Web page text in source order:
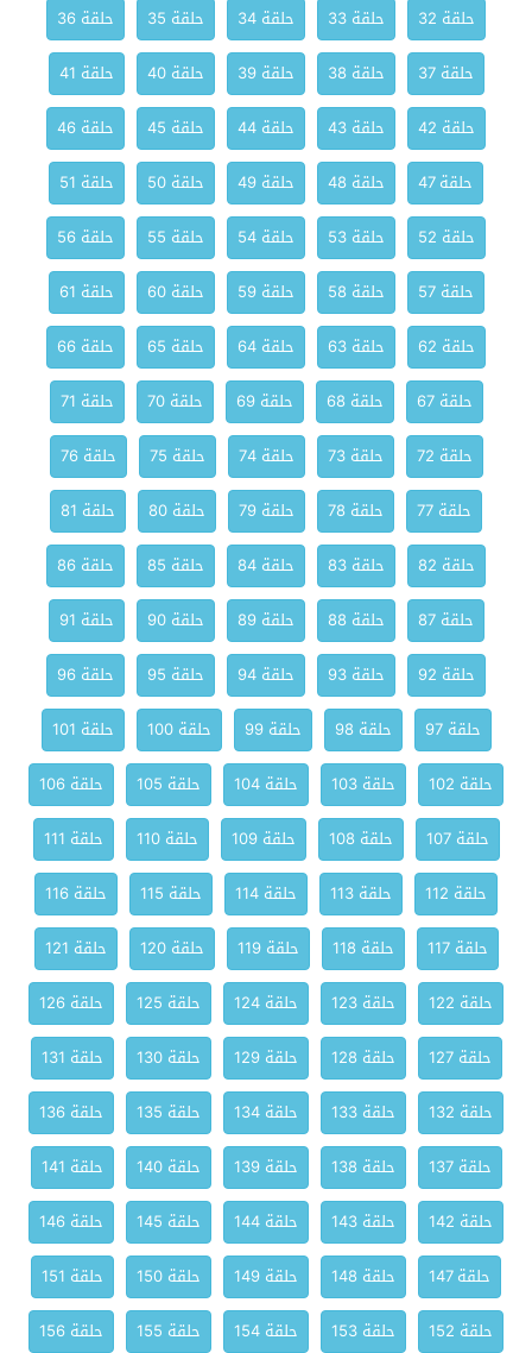
حلقة 32
حلقة 33 حلقة 34 حلقة 35
حلقة 36
حلقة 37
حلقة 38 حلقة 39 حلقة 40
حلقة 41
حلقة 42
حلقة 43 حلقة 44 حلقة 45
حلقة 46
حلقة 47
حلقة 48 حلقة 49 حلقة 50
حلقة 51
حلقة 52
حلقة 53 حلقة 54 حلقة 55
حلقة 56
حلقة 57
حلقة 58 حلقة 59 حلقة 60
حلقة 61
حلقة 62
حلقة 63 حلقة 64 حلقة 65
حلقة 66
حلقة 67
حلقة 68 حلقة 69 حلقة 70
حلقة 71
حلقة 72
حلقة 73 حلقة 74 حلقة 75
حلقة 76
حلقة 77
حلقة 78 حلقة 79 حلقة 80
حلقة 81
حلقة 82
حلقة 83 حلقة 84 حلقة 85
حلقة 86
حلقة 87
حلقة 88 حلقة 89 حلقة 90
حلقة 91
حلقة 92
حلقة 93 حلقة 94 حلقة 95
حلقة 96
حلقة 97
حلقة 98 حلقة 99 حلقة 100
حلقة 101
حلقة 102
حلقة 103 حلقة 104 حلقة 105
حلقة 106
حلقة 107
حلقة 108 حلقة 109 حلقة 110
حلقة 111
حلقة 112
حلقة 113 حلقة 114 حلقة 115
حلقة 116
حلقة 117
حلقة 118 حلقة 119 حلقة 120
حلقة 121
حلقة 122
حلقة 123 حلقة 124 حلقة 125
حلقة 126
حلقة 127
حلقة 128 حلقة 129 حلقة 130
حلقة 131
حلقة 132
حلقة 133 حلقة 134 حلقة 135
حلقة 136
حلقة 137
حلقة 138 حلقة 139 حلقة 140
حلقة 141
حلقة 142
حلقة 143 حلقة 144 حلقة 145
حلقة 146
حلقة 147
حلقة 148 حلقة 149 حلقة 150
حلقة 151
حلقة 152
حلقة 153 حلقة 154 حلقة 155 حلقة 156